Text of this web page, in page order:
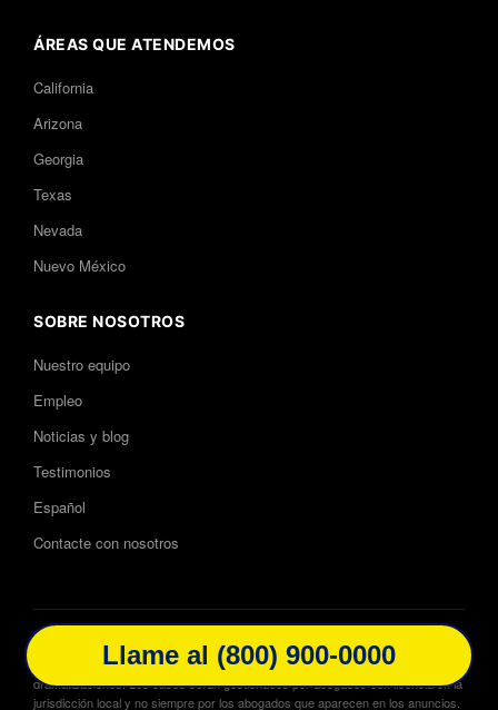
Llamar al (800) 900-0000
ÁREAS QUE ATENDEMOS
California
Arizona
Georgia
Texas
Nevada
Nuevo México
SOBRE NOSOTROS
Nuestro equipo
Empleo
Noticias y blog
Testimonios
Español
Contacte con nosotros
Publicidad de abogados. Descargo de responsabilidad: No se garantiza,
asegura ni predice ningún resultado. El sitio web puede contener
dramatizaciones. Los casos serán gestionados por abogados con licencia en la
jurisdicción local y no siempre por los abogados que aparecen en los anuncios.
Llame al (800) 900-0000